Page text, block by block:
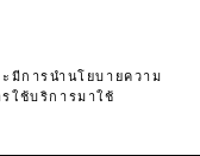
มีการนำ นโยบายความ
ใช้บริการมาใช้